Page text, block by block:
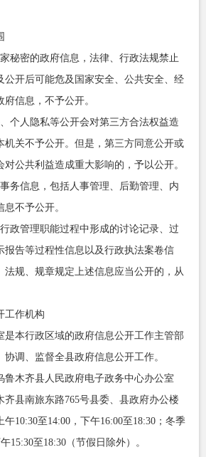
秘密的政府信息，法律、行政法规禁止
公开后可能危及国家安全、公共安全、经
信息，不予公开。
个人隐私等公开会对第三方合法权益造
机关不予公开。但是，第三方同意公开或
公共利益造成重大影响的，予以公开。
务信息，包括人事管理、后勤管理、内
不予公开。
政管理职能过程中形成的讨论记录、过
报告等过程性信息以及行政执法案卷信
法规、规章规定上述信息应当公开的，从
工作机构
是本行政区域的政府信息公开工作主管部
调、监督全县政府信息公开工作。
鲁木齐县人民政府电子政务中心办公室
齐县南旅东路765号县委、县政府办公楼
10:30至14:00，下午16:00至18:30；冬季
15:30至18:30（节假日除外）。